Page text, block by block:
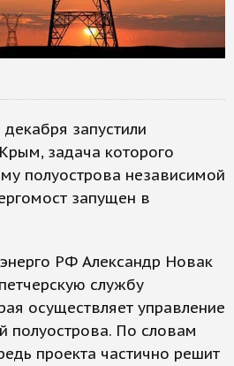
запустили
задача которого
полуострова независимой
запущен в
РФ Александр Новак
службу
осуществляет управление
полуострова. По словам
проекта частично решит